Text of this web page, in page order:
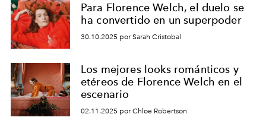
Para Florence Welch, el duelo se
ha convertido en un superpoder
30.10.2025 por Sarah Cristobal
Los mejores looks románticos y
etéreos de Florence Welch en el
escenario
02.11.2025 por Chloe Robertson